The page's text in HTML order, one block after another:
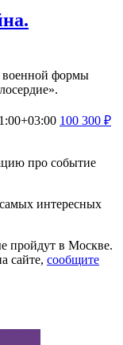
военной формы
100 300 ₽
про событие
интересных
пройдут в Москве.
сайте, сообщите